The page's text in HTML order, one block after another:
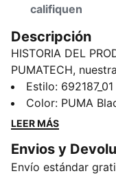
califiquen
Descripción
HISTORIA DEL
PUMATECH,
tecnología, vuelve
funcionalidad con
colección cápsula
Producto fabricado
excepción de
Estilo: 692187_01
Color: PUMA
LEER MÁS
Envios y
Envío estándar